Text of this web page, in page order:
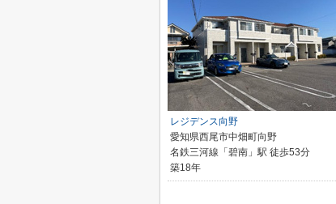
レジデンス向野
愛知県西尾市中畑町向野
名鉄三河線「碧南」駅 徒歩53分
築18年